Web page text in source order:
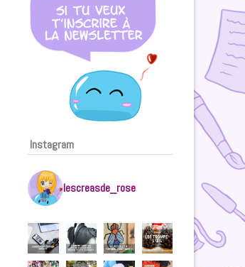
Instagram
lescreasde_rose